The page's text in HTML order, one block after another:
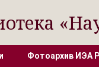
Фотоархив ИЭА